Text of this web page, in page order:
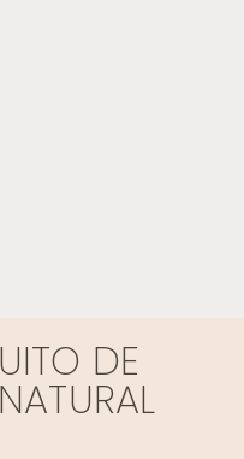
Y
DE